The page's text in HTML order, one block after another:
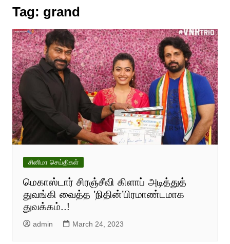
Tag: grand
சினிமா செய்திகள்
மெகாஸ்டார் சிரஞ்சீவி கிளாப் அடித்துத்
துவங்கி வைத்த ’நிதின்’பிரமாண்டமாக
துவக்கம்..!
admin March 24, 2023